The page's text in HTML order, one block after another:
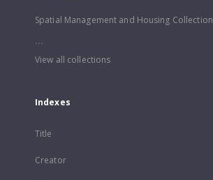
Spatial Management and Housing Collection
...
View all collections
Indexes
Title
Creator